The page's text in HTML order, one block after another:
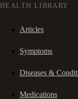
HEALTH LIBRARY
Articles
Symptoms
Diseases &
Medications